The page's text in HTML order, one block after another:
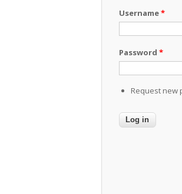
Username*
Password *
Request new